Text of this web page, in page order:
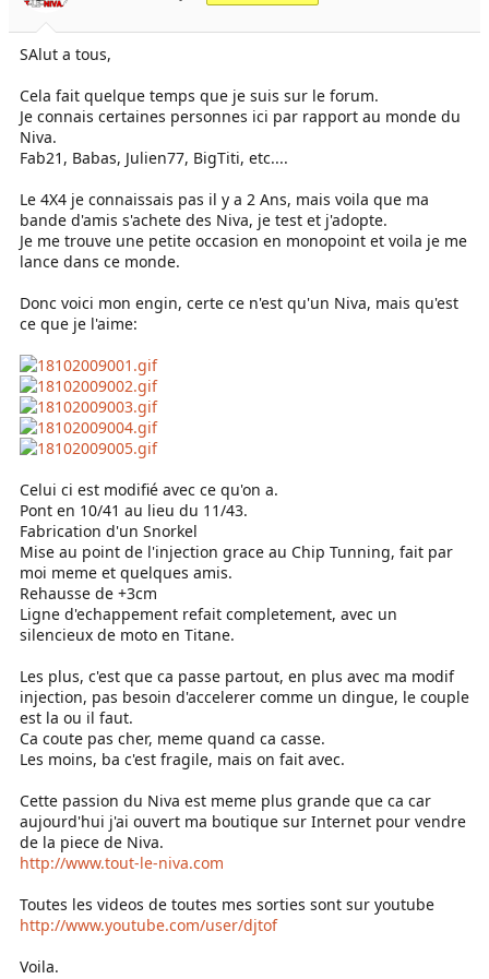
l
a
i
s
c
u
s
i
o
n
b
u
SAlut a tous,
Cela fait quelque temps que je suis sur le forum.
Je connais certaines personnes ici par rapport au monde du
Niva.
Fab21, Babas, Julien77, BigTiti, etc....
Le 4X4 je connaissais pas il y a 2 Ans, mais voila que ma
bande d'amis s'achete des Niva, je test et j'adopte.
Je me trouve une petite occasion en monopoint et voila je me
lance dans ce monde.
Donc voici mon engin, certe ce n'est qu'un Niva, mais qu'est
ce que je l'aime:
Celui ci est modifié avec ce qu'on a.
Pont en 10/41 au lieu du 11/43.
Fabrication d'un Snorkel
Mise au point de l'injection grace au Chip Tunning, fait par
moi meme et quelques amis.
Rehausse de +3cm
Ligne d'echappement refait completement, avec un
silencieux de moto en Titane.
Les plus, c'est que ca passe partout, en plus avec ma modif
injection, pas besoin d'accelerer comme un dingue, le couple
est la ou il faut.
Ca coute pas cher, meme quand ca casse.
Les moins, ba c'est fragile, mais on fait avec.
Cette passion du Niva est meme plus grande que ca car
aujourd'hui j'ai ouvert ma boutique sur Internet pour vendre
de la piece de Niva.
http://www.tout-le-niva.com
Toutes les videos de toutes mes sorties sont sur youtube
http://www.youtube.com/user/djtof
Voila.